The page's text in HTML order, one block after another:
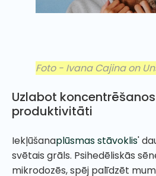
Foto - Ivana Cajina on
Uzlabot
produktivitāti
Iekļūšanaplūsmas stāvoklis'
svētais grāls. Psihedēliskās
mikrodozēs, spēj palīdzēt